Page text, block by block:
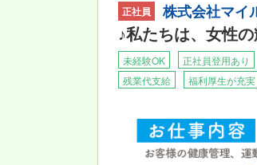
★自分で考え、行動する
「カーブス鳥取東店」「
自分で考え行動する力をみ
人々が運動を通して病気
正社員 株式会社マイ
♪私たちは、女性
未経験OK 正社員登用あり
残業代支給
福利厚生が充実